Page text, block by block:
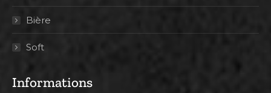
Bière
Soft
Informations